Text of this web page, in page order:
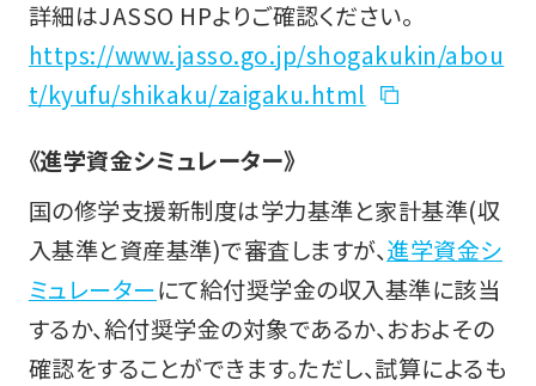
詳細はJASSO HPよりご確認ください。
https://www.jasso.go.jp/shogakukin/abou
t/kyufu/shikaku/zaigaku.html
《進学資金シミュレーター》
国の修学支援新制度は学力基準と家計基準(収
入基準と資産基準)で審査しますが、進学資金シ
ミュレーターにて給付奨学金の収入基準に該当
するか、給付奨学金の対象であるか、おおよその
確認をすることができます。ただし、試算によるも